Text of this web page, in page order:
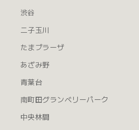
渋谷
二子玉川
たまプラーザ
あざみ野
青葉台
南町田グランベリーパーク
中央林間